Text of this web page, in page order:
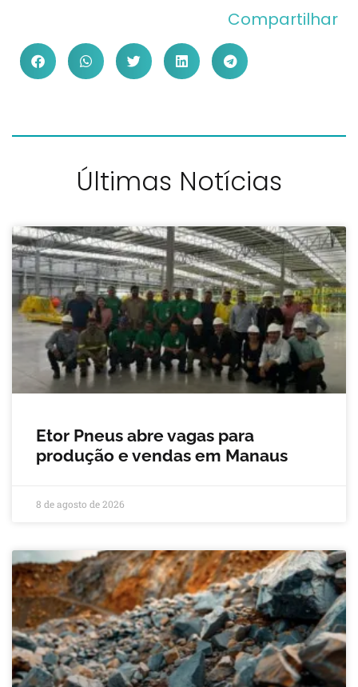
Compartilhar
Últimas Notícias
Etor Pneus abre vagas para
produção e vendas em Manaus
8 de agosto de 2026